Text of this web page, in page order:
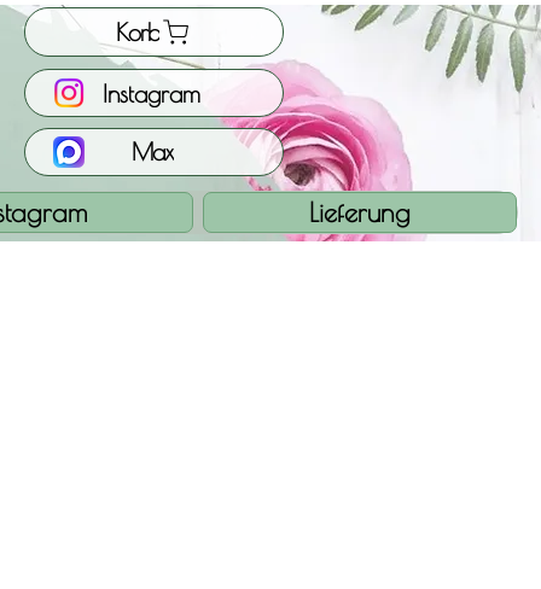
Korb
Max
Lieferung
Instagram